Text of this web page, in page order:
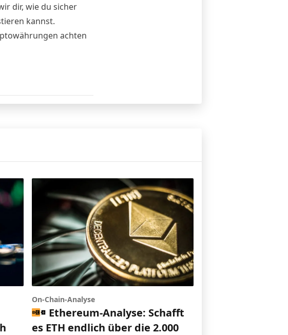
dir, wie du sicher
kannst.
achten
On-Chain-Analyse
Ethereum-Analyse: Schafft
es ETH endlich über die 2.000